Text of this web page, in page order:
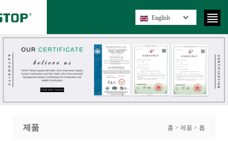
English
제품 홈 > 제품 > 톱